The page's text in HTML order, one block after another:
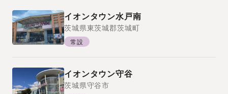
イオンタウン水戸南
茨城県東茨城郡茨城町
常設
イオンタウン守谷
茨城県守谷市